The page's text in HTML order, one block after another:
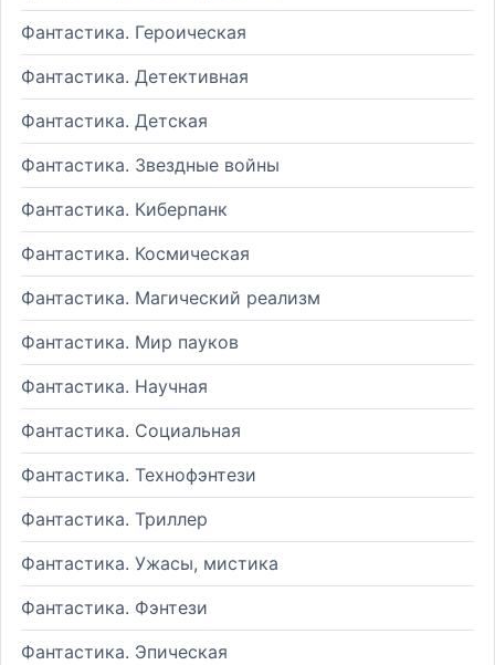
Фантастика. Героическая
Фантастика. Детективная
Фантастика. Детская
Фантастика. Звездные войны
Фантастика. Киберпанк
Фантастика. Космическая
Фантастика. Магический реализм
Фантастика. Мир пауков
Фантастика. Научная
Фантастика. Социальная
Фантастика. Технофэнтези
Фантастика. Триллер
Фантастика. Ужасы, мистика
Фантастика. Фэнтези
Фантастика. Эпическая